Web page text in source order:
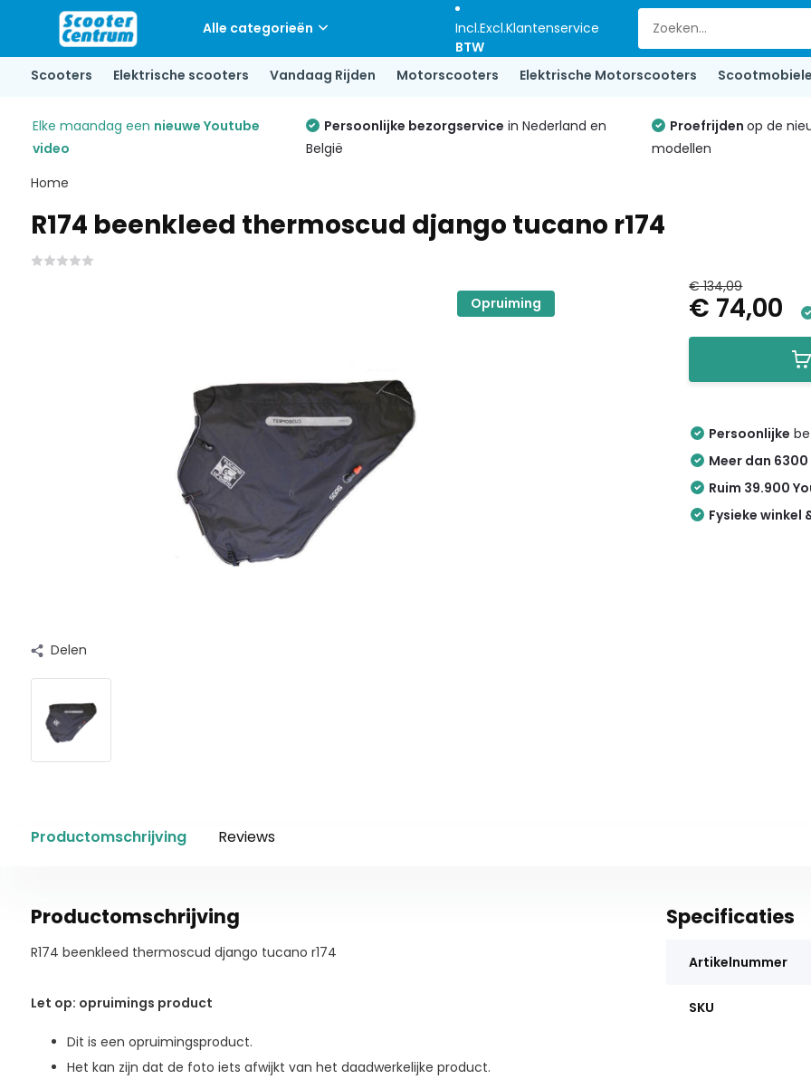
Alle categorieën Incl.Excl.
BTW
Klantenservice
Scooters Elektrische scooters Vandaag Rijden Motorscooters Elektrische Motorscooters
Elke maandag een nieuwe Youtube
video
Persoonlijke bezorgservice in Nederland en
België
Proefrijdenop de
modellen
Home
R174 beenkleed thermoscud django tucano r174
Opruiming
Delen
€ 134,09
€ 74,00
Persoonlijke
Meer dan
Ruim 39.900
Fysieke winkel
Productomschrijving Reviews
Productomschrijving
R174 beenkleed thermoscud django tucano r174
Let op: opruimings product
Dit is een opruimingsproduct.
Het kan zijn dat de foto iets afwijkt van het daadwerkelijke product.
Specificaties
Artikelnummer
SKU